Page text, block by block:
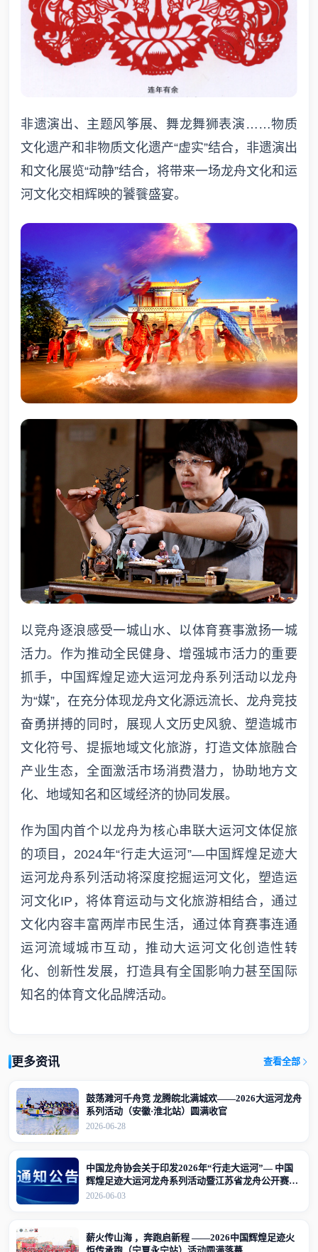
非遗演出、主题风筝展、舞龙舞狮表演……物质
文化遗产和非物质文化遗产“虚实”结合，非遗演出
和文化展览“动静”结合，将带来一场龙舟文化和运
河文化交相辉映的饕餮盛宴。
以竞舟逐浪感受一城山水、以体育赛事激扬一城
活力。作为推动全民健身、增强城市活力的重要
抓手，中国辉煌足迹大运河龙舟系列活动以龙舟
为“媒”，在充分体现龙舟文化源远流长、龙舟竞技
奋勇拼搏的同时，展现人文历史风貌、塑造城市
文化符号、提振地域文化旅游，打造文体旅融合
产业生态，全面激活市场消费潜力，协助地方文
化、地域知名和区域经济的协同发展。
作为国内首个以龙舟为核心串联大运河文体促旅
的项目，2024年“行走大运河”—中国辉煌足迹大
运河龙舟系列活动将深度挖掘运河文化，塑造运
河文化IP，将体育运动与文化旅游相结合，通过
文化内容丰富两岸市民生活，通过体育赛事连通
运河流域城市互动，推动大运河文化创造性转
化、创新性发展，打造具有全国影响力甚至国际
知名的体育文化品牌活动。
更多资讯 查看全部
鼓荡濉河千舟竞 龙腾皖北满城欢——2026大运河龙舟
系列活动（安徽·淮北站）圆满收官
2026-06-28
中国龙舟协会关于印发2026年“行走大运河”— 中国
辉煌足迹大运河龙舟系列活动暨江苏省龙舟公开赛
（江苏·宜兴站）竞赛规程的通知
2026-06-03
薪火传山海 ，奔跑启新程 ——2026中国辉煌足迹火